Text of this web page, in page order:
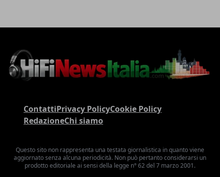
ContattiPrivacy PolicyCookie Policy
RedazioneChi siamo
Questo sito non rappresenta una testata giornalistica in quanto viene
aggiornato senza alcuna periodicità. Non può pertanto considerarsi un
prodotto editoriale ai sensi della legge n° 62 del 7 marzo 2001.